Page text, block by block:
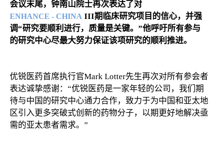
会议末尾，钟南山院士再次表达了对
ENHANCE - CHINA III期临床研究项目的信心，并强
调“研究要顺利进行，质量是关键。”他呼吁所有参与
的研究中心尽最大努力保证该项研究的顺利推进。
优锐医药首席执行官Mark Lotter先生再次对所有参会者
表达诚挚感谢：“优锐医药是一家年轻的公司，我们期
待与中国的研究中心通力合作，致力于为中国和亚太地
区引入更多突破式创新的药物分子，以期更好地解决亟
需的亚太患者需求。”